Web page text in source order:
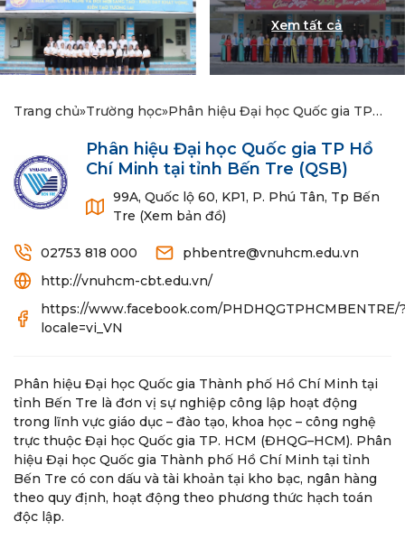
Trang chủ»Trường học»Phân hiệu Đại học Quốc gia TP
Phân hiệu Đại học Quốc gia TP Hồ
Chí Minh tại tỉnh Bến Tre (QSB)
99A, Quốc lộ 60, KP1, P. Phú Tân, Tp Bến
Tre (Xem bản đồ)
02753 818 000
phbentre@vnuhcm.edu.vn
http://vnuhcm-cbt.edu.vn/
https://www.facebook.com/PHDHQGTPHCMBENTRE/
locale=vi_VN
Phân hiệu Đại học Quốc gia Thành phố Hồ Chí Minh tại
tỉnh Bến Tre là đơn vị sự nghiệp công lập hoạt động
trong lĩnh vực giáo dục – đào tạo, khoa học – công nghệ
trực thuộc Đại học Quốc gia TP. HCM (ĐHQG–HCM). Phân
hiệu Đại học Quốc gia Thành phố Hồ Chí Minh tại tỉnh
Bến Tre có con dấu và tài khoản tại kho bạc, ngân hàng
theo quy định, hoạt động theo phương thức hạch toán
độc lập.